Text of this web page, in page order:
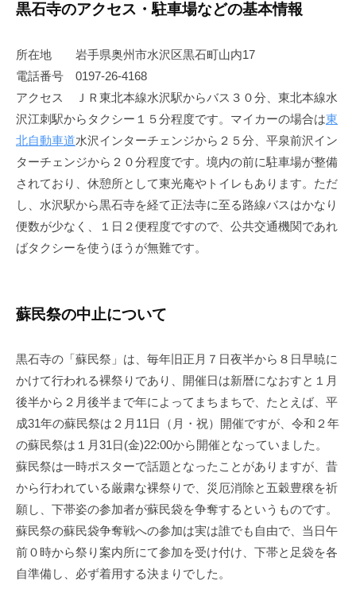
黒石寺のアクセス・駐車場などの基本情報
所在地 岩手県奥州市水沢区黒石町山内17
電話番号 0197-26-4168
アクセス ＪＲ東北本線水沢駅からバス３０分、東北本線水
沢江刺駅からタクシー１５分程度です。マイカーの場合は東
北自動車道水沢インターチェンジから２５分、平泉前沢イン
ターチェンジから２０分程度です。境内の前に駐車場が整備
されており、休憩所として東光庵やトイレもあります。ただ
し、水沢駅から黒石寺を経て正法寺に至る路線バスはかなり
便数が少なく、１日２便程度ですので、公共交通機関であれ
ばタクシーを使うほうが無難です。
蘇民祭の中止について
黒石寺の「蘇民祭」は、毎年旧正月７日夜半から８日早暁に
かけて行われる裸祭りであり、開催日は新暦になおすと１月
後半から２月後半まで年によってまちまちで、たとえば、平
成31年の蘇民祭は２月11日（月・祝）開催ですが、令和２年
の蘇民祭は１月31日(金)22:00から開催となっていました。
蘇民祭は一時ポスターで話題となったことがありますが、昔
から行われている厳粛な裸祭りで、災厄消除と五穀豊穣を祈
願し、下帯姿の参加者が蘇民袋を争奪するというものです。
蘇民祭の蘇民袋争奪戦への参加は実は誰でも自由で、当日午
前０時から祭り案内所にて参加を受け付け、下帯と足袋を各
自準備し、必ず着用する決まりでした。